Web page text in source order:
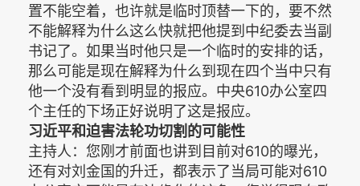
置不能空着，也许就是临时顶替一下的，要不然
不能解释为什么这么快就把他提到中纪委去当副
书记了。如果当时他只是一个临时的安排的话，
那么可能是现在解释为什么到现在四个当中只有
他一个没有看到明显的报应。中央610办公室四
个主任的下场正好说明了这是报应。
习近平和迫害法轮功切割的可能性
主持人：您刚才前面也讲到目前对610的曝光，
还有对刘金国的升迁，都表示了当局可能对610